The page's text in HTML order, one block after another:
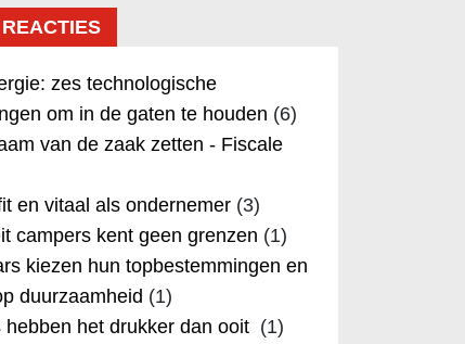
zes technologische
om in de gaten te houden (6)
van de zaak zetten - Fiscale
en vitaal als ondernemer(3)
campers kent geen grenzen (1)
kiezen hun topbestemmingen en
duurzaamheid (1)
hebben het drukker dan ooit (1)